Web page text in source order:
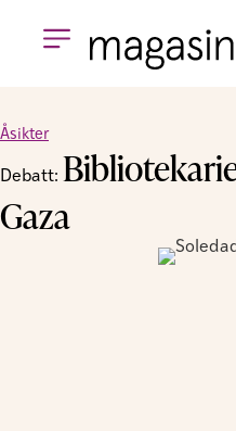
Åsikter
Debatt:
Gaza